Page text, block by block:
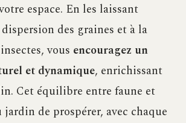
espace. En les laissant
des graines et à la
vous encouragez un
et dynamique, enrichissant
Cet équilibre entre faune et
de prospérer, avec chaque